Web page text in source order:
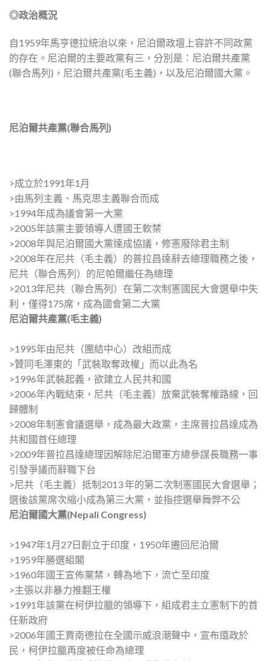
◎政治概況
自1959年馬亨德拉統治以來，尼泊爾政壇上容許不同政黨
的存在。尼泊爾的主要政黨有三，分別是：尼泊爾共產黨
(聯合馬列)，尼泊爾共產黨(毛主義)，以及尼泊爾國大黨。
尼泊爾共產黨(聯合馬列)
>成立於1991年1月
>由馬列主義、馬克思主義聯合而成
>1994年成為議會第一大黨
>2005年該黨主要領導人遭國王軟禁
>2008年與尼泊爾國大黨達成協議，修憲廢除君主制
>2008年在尼共（毛主義）的普拉昌達辭去總理職務之後，
尼共（聯合馬列）的尼帕爾繼任為總理
>2013年尼共（聯合馬列）在第二次制憲國民大會選舉中失
利，僅得175席，成為國會第二大黨
尼泊爾共產黨(毛主義)
>1995年由尼共（團結中心）改組而成
>贊同毛澤東的「武裝取奪政權」而以此為名
>1996年武裝起義，欲建立人民共和國
>2006年內戰結束，尼共（毛主義）放棄武裝奪權路線，回
歸體制
>2008年制憲會議選舉，成為最大政黨，主席普拉昌達成為
共和國首任總理
>2009年普拉昌達總理因解除尼泊爾軍方總參謀長職務一事
引發爭議而辭職下台
>尼共（毛主義）抵制2013 年的第二次制憲國民大會選舉；
選後該黨席次縮小成為第三大黨，並指控選舉舞弊不公
尼泊爾國大黨(Nepali Congress)
>1947年1月27日創立于印度，1950年遷回尼泊爾
>1959年勝選組閣
>1960年國王宣佈黨禁，轉為地下，流亡至印度
>主張以非暴力推翻王權
>1991年該黨在柯伊拉臘的領導下，組成君主立憲制下的首
任新政府
>2006年國王賈南德拉在全國示威浪潮聲中，宣布還政於
民，柯伊拉臘再度被任命為總理